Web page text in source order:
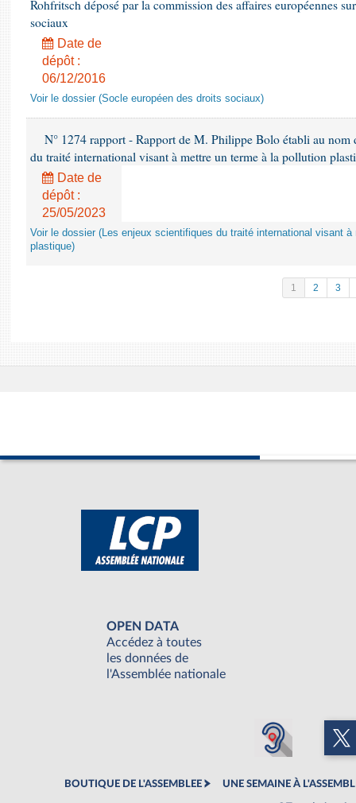
Rohfritsch déposé par la commission des affaires européennes
sociaux
Date de
dépôt :
06/12/2016
Voir le dossier (Socle européen des droits sociaux)
N° 1274 rapport - Rapport de M. Philippe Bolo établi au
du traité international visant à mettre un terme à la pollution
Date de
dépôt :
25/05/2023
Voir le dossier (Les enjeux scientifiques du traité international visant
plastique)
1 2 3
OPEN DATA
Accédez à toutes
les données de
l'Assemblée nationale
BOUTIQUE DE L'ASSEMBLEE UNE SEMAINE À